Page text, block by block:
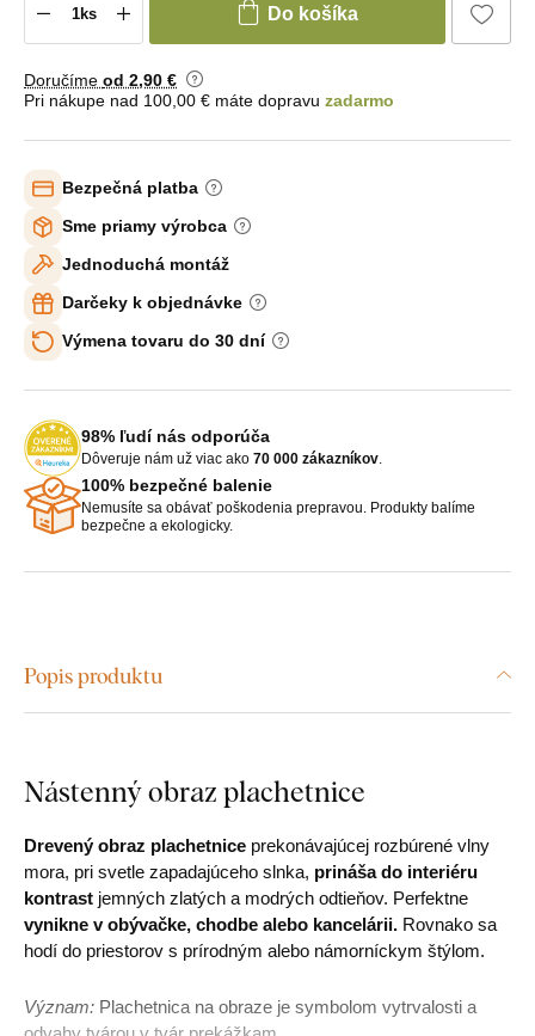
Do košíka
Doručíme od 2,90 €
Pri nákupe nad 100,00 € máte dopravu zadarmo
Bezpečná platba
Sme priamy výrobca
Jednoduchá montáž
Darčeky k objednávke
Výmena tovaru do 30 dní
98% ľudí nás odporúča
Dôveruje nám už viac ako 70 000 zákazníkov
100% bezpečné balenie
Nemusíte sa obávať poškodenia prepravou. Produkty balíme
bezpečne a ekologicky.
Popis produktu
Nástenný obraz plachetnice
Drevený obraz plachetnice prekonávajúcej rozbúrené vlny
mora, pri svetle zapadajúceho slnka, prináša do interiéru
kontrast jemných zlatých a modrých odtieňov. Perfektne
vynikne v obývačke, chodbe alebo kancelárii. Rovnako sa
hodí do priestorov s prírodným alebo námorníckym štýlom.
Význam: Plachetnica na obraze je symbolom vytrvalosti a